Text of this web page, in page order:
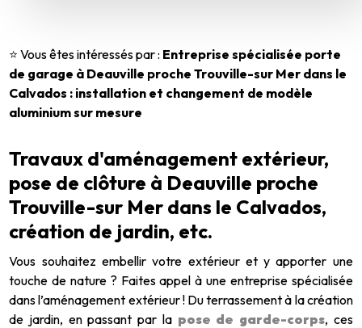
⭐ Vous êtes intéressés par : Entreprise spécialisée porte
de garage à Deauville proche Trouville-sur Mer dans le
Calvados : installation et changement de modèle
aluminium sur mesure
Travaux d'aménagement extérieur,
pose de clôture à Deauville proche
Trouville-sur Mer dans le Calvados,
création de jardin, etc.
Vous souhaitez embellir votre extérieur et y apporter une
touche de nature ? Faites appel à une entreprise spécialisée
dans l’aménagement extérieur ! Du terrassement à la création
de jardin, en passant par la pose de garde-corps, ces